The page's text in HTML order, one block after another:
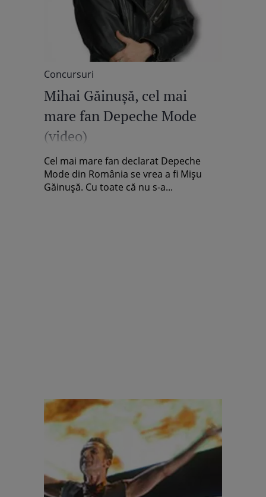
Concursuri
Mihai Găinuşă, cel mai
mare fan Depeche Mode
(video)
Cel mai mare fan declarat Depeche
Mode din România se vrea a fi Mişu
Găinuşă. Cu toate că nu s-a...